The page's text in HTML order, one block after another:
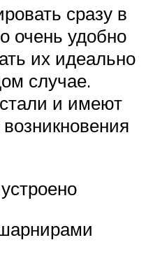
сразу в
очень удобно
их идеально
случае.
и имеют